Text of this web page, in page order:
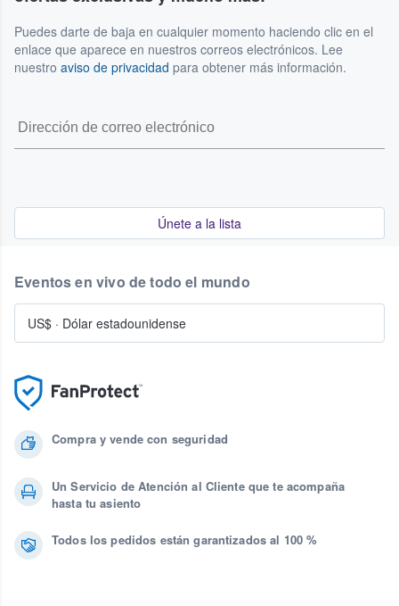
Puedes darte de baja en cualquier momento haciendo clic en el
enlace que aparece en nuestros correos electrónicos. Lee
nuestro aviso de privacidad para obtener más información.
Únete a la lista
Compra y vende con seguridad
Un Servicio de Atención al Cliente que te acompaña
hasta tu asiento
Todos los pedidos están garantizados al 100 %
Eventos en vivo de todo el mundo
US$ · Dólar estadounidense